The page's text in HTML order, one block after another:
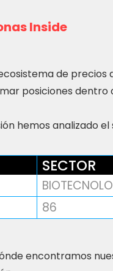
Inside
de
posiciones dentro
hemos analizado
SECTOR
86
encontramos